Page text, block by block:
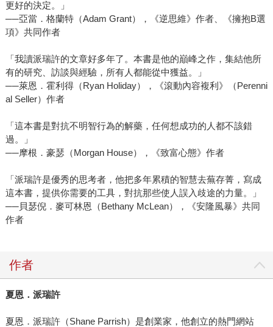
更好的決定。」
──亞當．格蘭特（Adam Grant），《逆思維》作者、《擁抱B選
項》共同作者
「我讀派瑞許的文章好多年了。本書是他的巔峰之作，集結他所
有的研究、訪談與經驗，所有人都能從中獲益。」
──萊恩．霍利得（Ryan Holiday），《滾動內容複利》（Perenni
al Seller）作者
「這本書是對抗不明智行為的解藥，任何想成功的人都不該錯
過。」
──摩根．豪瑟（Morgan House），《致富心態》作者
「派瑞許是優秀的思考者，他把多年累積的智慧去蕪存菁，寫成
這本書，提供你需要的工具，對抗那些使人誤入歧途的力量。」
──貝瑟倪．麥可林恩（Bethany McLean），《安隆風暴》共同
作者
作者
夏恩．派瑞許
夏恩．派瑞許（Shane Parrish）是創業家，他創立的熱門網站